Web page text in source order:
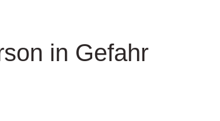
in Gefahr